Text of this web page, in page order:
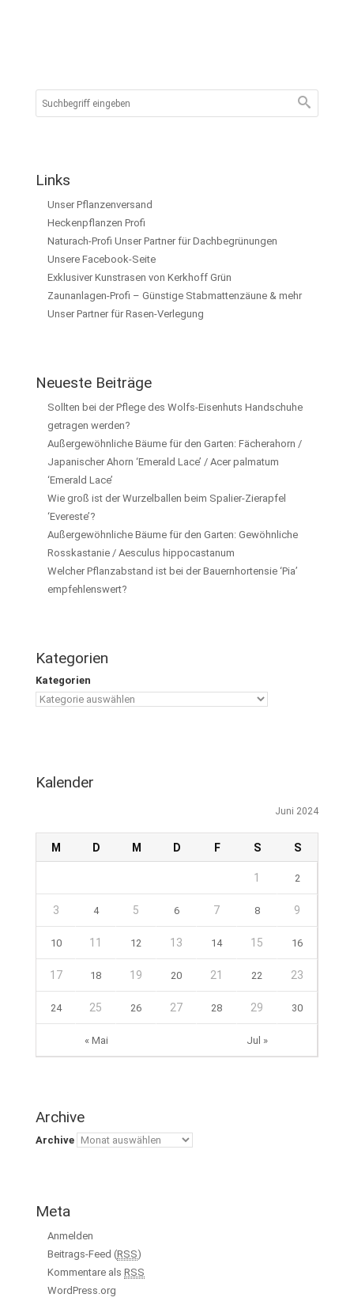
Links
Unser Pflanzenversand
Heckenpflanzen Profi
Naturach-Profi Unser Partner für Dachbegrünungen
Unsere Facebook-Seite
Exklusiver Kunstrasen von Kerkhoff Grün
Zaunanlagen-Profi – Günstige Stabmattenzäune & mehr
Unser Partner für Rasen-Verlegung
Neueste Beiträge
Sollten bei der Pflege des Wolfs-Eisenhuts Handschuhe
getragen werden?
Außergewöhnliche Bäume für den Garten: Fächerahorn /
Japanischer Ahorn ‘Emerald Lace’ / Acer palmatum
‘Emerald Lace’
Wie groß ist der Wurzelballen beim Spalier-Zierapfel
‘Evereste’?
Außergewöhnliche Bäume für den Garten: Gewöhnliche
Rosskastanie / Aesculus hippocastanum
Welcher Pflanzabstand ist bei der Bauernhortensie ‘Pia’
empfehlenswert?
Kategorien
Kategorien
Kalender
Juni 2024
M D M D F S S
« Mai Jul »
1 2
3 4 5 6 7 8 9
10 11 12 13 14 15 16
17 18 19 20 21 22 23
24 25 26 27 28 29 30
Archive
Archive
Meta
Anmelden
Beitrags-Feed (RSS)
Kommentare als RSS
WordPress.org